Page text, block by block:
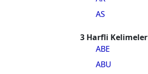
AS
3 Harfli Kelimeler
ABE
ABU